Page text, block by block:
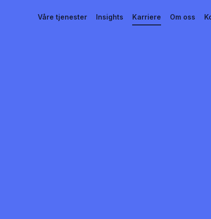
Våre tjenester Insights Karriere Om oss